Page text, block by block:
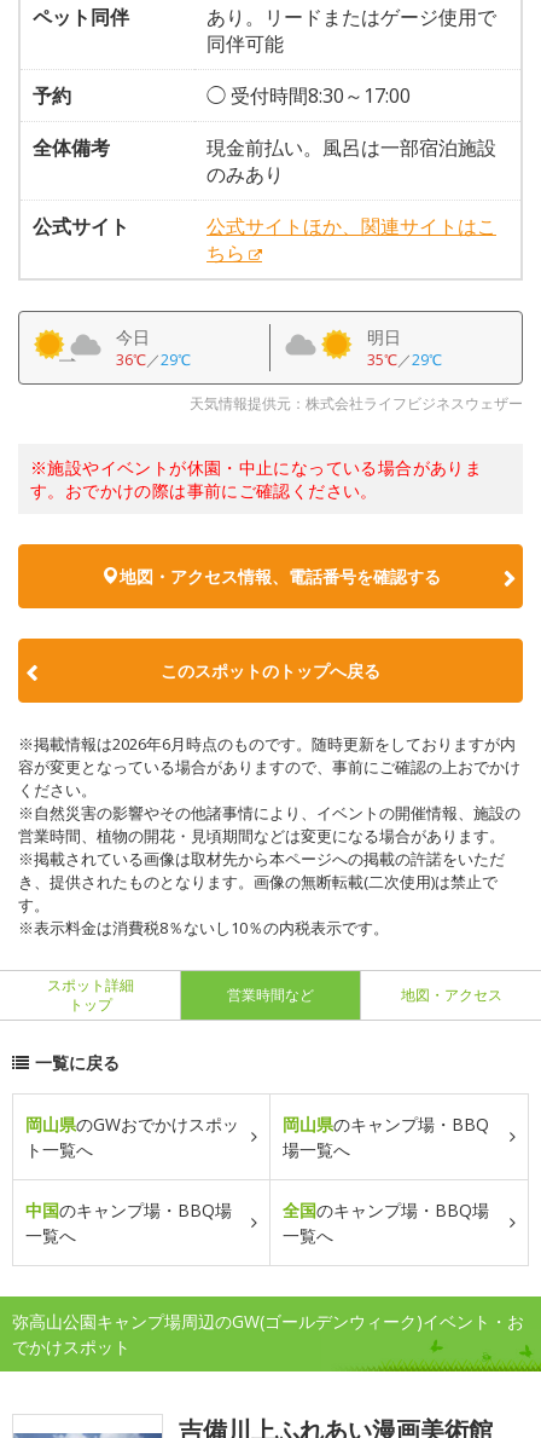
ペット同伴
あり。リードまたはゲージ使用で
同伴可能
予約
◯ 受付時間8:30～17:00
全体備考
現金前払い。風呂は一部宿泊施設
のみあり
公式サイト
公式サイトほか、関連サイトはこ
ちら
今日
36℃／29℃
明日
35℃／29℃
天気情報提供元：株式会社ライフビジネスウェザー
※施設やイベントが休園・中止になっている場合がありま
す。おでかけの際は事前にご確認ください。
地図・アクセス情報、電話番号を確認する
このスポットのトップへ戻る
※掲載情報は2026年6月時点のものです。随時更新をしておりますが内
容が変更となっている場合がありますので、事前にご確認の上おでかけ
ください。
※自然災害の影響やその他諸事情により、イベントの開催情報、施設の
営業時間、植物の開花・見頃期間などは変更になる場合があります。
※掲載されている画像は取材先から本ページへの掲載の許諾をいただ
き、提供されたものとなります。画像の無断転載(二次使用)は禁止で
す。
※表示料金は消費税8％ないし10％の内税表示です。
スポット詳細
トップ
営業時間など 地図・アクセス
一覧に戻る
岡山県のGWおでかけスポッ
ト一覧へ
岡山県のキャンプ場・BBQ
場一覧へ
中国のキャンプ場・BBQ場
一覧へ
全国のキャンプ場・BBQ場
一覧へ
弥高山公園キャンプ場周辺のGW(ゴールデンウィーク)イベント・お
でかけスポット
吉備川上ふれあい漫画美術館